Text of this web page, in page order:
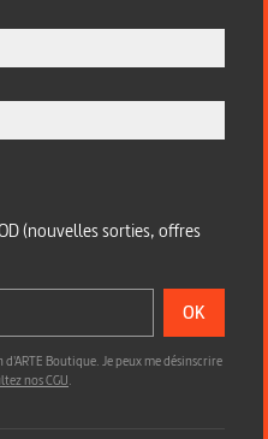
(nouvelles sorties, offres
OK
Boutique. Je peux me désinscrire
nos CGU.